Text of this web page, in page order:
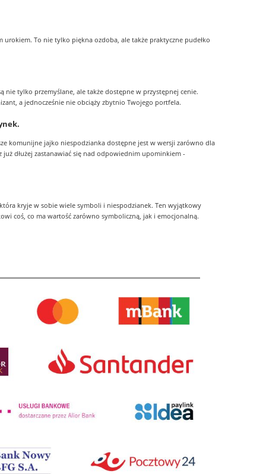
To nie tylko piękna ozdoba, ale także praktyczne pudełko
nie tylko przemyślane, ale także dostępne w przystępnej cenie.
a jednocześnie nie obciąży zbytnio Twojego portfela.
komunijne jajko niespodzianka dostępne jest w wersji zarówno dla
dłużej zastanawiać się nad odpowiednim upominkiem -
kryje w sobie wiele symboli i niespodzianek. Ten wyjątkowy
coś, co ma wartość zarówno symboliczną, jak i emocjonalną.